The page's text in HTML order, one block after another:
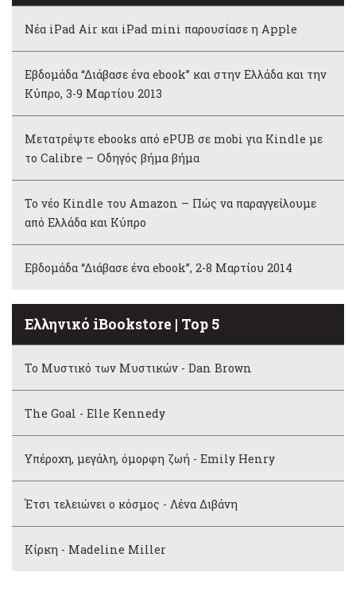
Νέα iPad Air και iPad mini παρουσίασε η Apple
Εβδομάδα “Διάβασε ένα ebook” και στην Ελλάδα και την
Κύπρο, 3-9 Μαρτίου 2013
Μετατρέψτε ebooks από ePUB σε mobi για Kindle με
το Calibre – Οδηγός βήμα βήμα
Το νέο Kindle του Amazon – Πώς να παραγγείλουμε
από Ελλάδα και Κύπρο
Εβδομάδα “Διάβασε ένα ebook”, 2-8 Μαρτίου 2014
Ελληνικό iBookstore | Top 5
Το Μυστικό των Μυστικών - Dan Brown
The Goal - Elle Kennedy
Υπέροχη, μεγάλη, όμορφη ζωή - Emily Henry
Έτσι τελειώνει ο κόσμος - Λένα Διβάνη
Κίρκη - Madeline Miller